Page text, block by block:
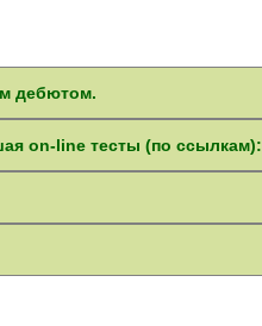
дебютом.
on-line тесты (по ссылкам):